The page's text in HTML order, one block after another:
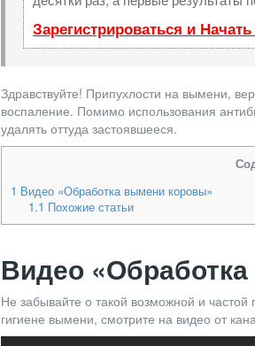
Зарегистрироваться и
Здравствуйте! Припухлости на вымени,
воспаление. Помимо использования
удалять оттуда застоявшееся.
1 Видео «Обработка вымени коровы»
1.1 Похожие статьи
Видео «
Не забывайте о такой возможной и
гигиене вымени, смотрите на видео от